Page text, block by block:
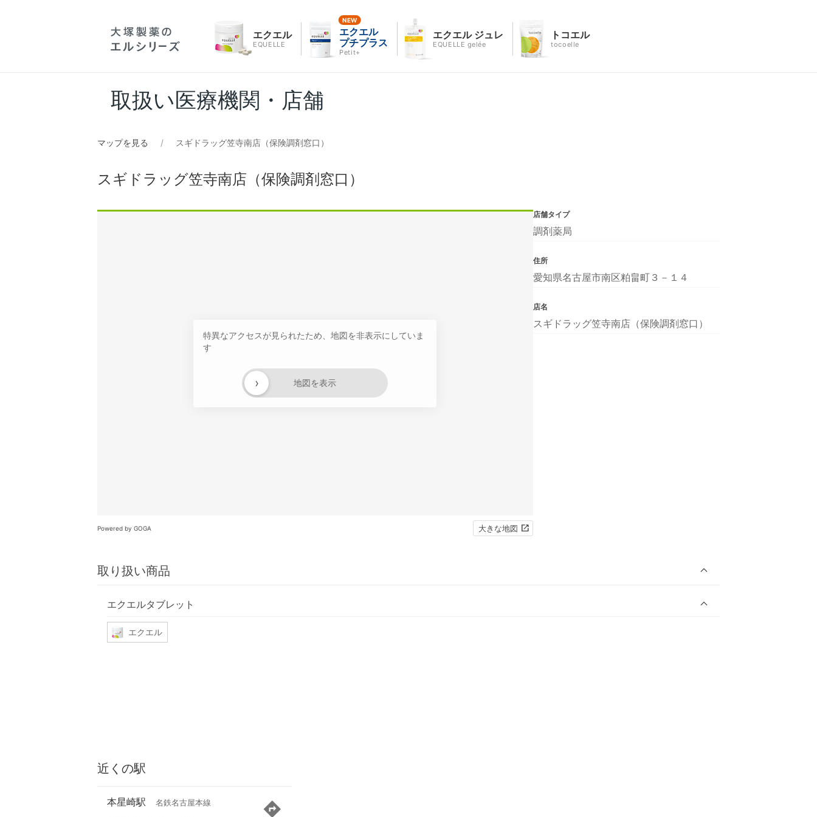
エクエル
EQUELLE
エクエル
プチプラス
Petit+
エクエル ジュレ
EQUELLE gelée
トコエル
tocoelle
取扱い医療機関・店舗
マップを見る スギドラッグ笠寺南店（保険調剤窓口）
スギドラッグ笠寺南店（保険調剤窓口）
特異なアクセスが見られたため、地図を非表示にしていま
す
地図を表示
›
Powered by GOGA 大きな地図
取り扱い商品
エクエルタブレット
エクエル
店舗タイプ
調剤薬局
住所
愛知県名古屋市南区粕畠町３－１４
店名
スギドラッグ笠寺南店（保険調剤窓口）
近くの駅
本星崎駅 名鉄名古屋本線